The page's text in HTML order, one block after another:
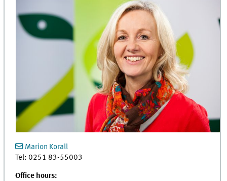
Marion Korall
Tel: 0251 83-55003
Office hours: